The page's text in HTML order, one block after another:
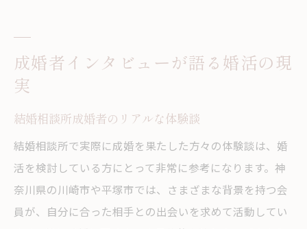
成婚者インタビューが語る婚活の現
実
結婚相談所成婚者のリアルな体験談
結婚相談所で実際に成婚を果たした方々の体験談は、婚
活を検討している方にとって非常に参考になります。神
奈川県の川崎市や平塚市では、さまざまな背景を持つ会
員が、自分に合った相手との出会いを求めて活動してい